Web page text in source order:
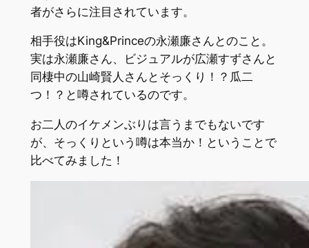
者がさらに注目されています。
相手役はKing&Princeの永瀬廉さんとのこと。
実は永瀬廉さん、ビジュアルが広瀬すずさんと
同棲中の山崎賢人さんとそっくり！？瓜二
つ！？と噂されているのです。
お二人のイケメンぶりは言うまでもないです
が、そっくりという噂は本当か！ということで
比べてみました！